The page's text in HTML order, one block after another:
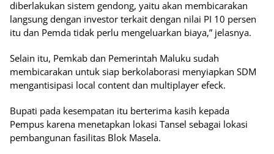
diberlakukan sistem gendong, yaitu akan membicarakan
langsung dengan investor terkait dengan nilai PI 10 persen
itu dan Pemda tidak perlu mengeluarkan biaya,” jelasnya.
Selain itu, Pemkab dan Pemerintah Maluku sudah
membicarakan untuk siap berkolaborasi menyiapkan SDM
mengantisipasi local content dan multiplayer efeck.
Bupati pada kesempatan itu berterima kasih kepada
Pempus karena menetapkan lokasi Tansel sebagai lokasi
pembangunan fasilitas Blok Masela.